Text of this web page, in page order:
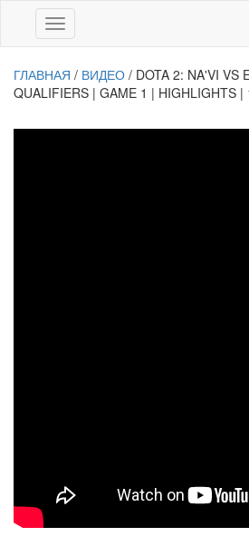
ГЛАВНАЯ / ВИДЕО / DOTA 2: NA'VI VS
QUALIFIERS | GAME 1 | HIGHLIGHTS |